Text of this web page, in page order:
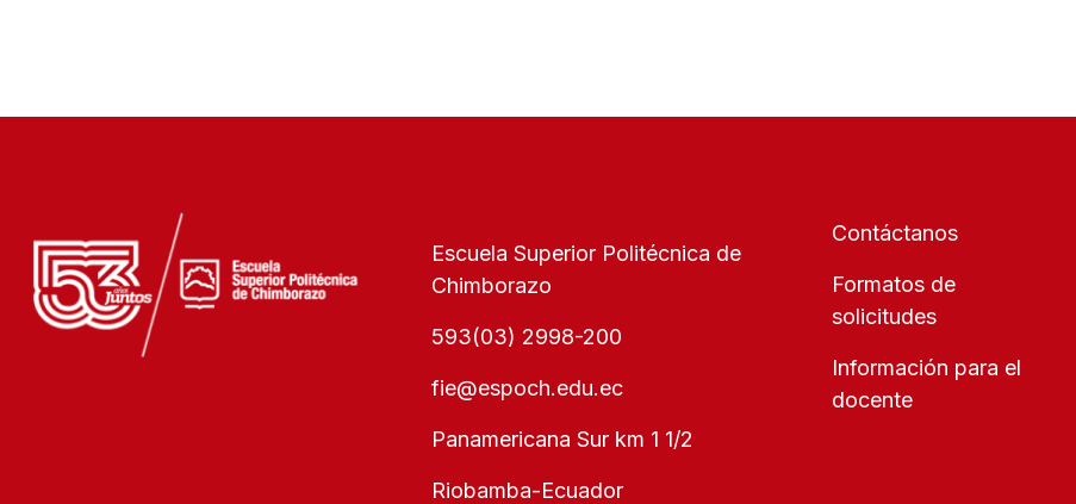
Escuela Superior Politécnica de
Chimborazo
593(03) 2998-200
fie@espoch.edu.ec
Panamericana Sur km 1 1/2
Riobamba-Ecuador
Contáctanos
Formatos de
solicitudes
Información para el
docente